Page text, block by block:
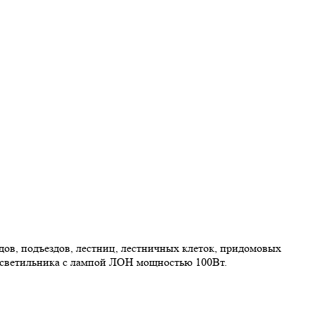
подъездов, лестниц, лестничных клеток, придомовых
с лампой ЛОН мощностью 100Вт.